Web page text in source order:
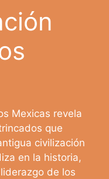
Mexicas revela
que
civilización
en la historia,
de los